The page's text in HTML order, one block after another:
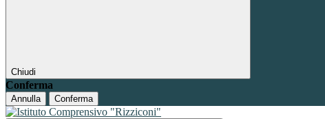
Chiudi
Conferma
Annulla Conferma